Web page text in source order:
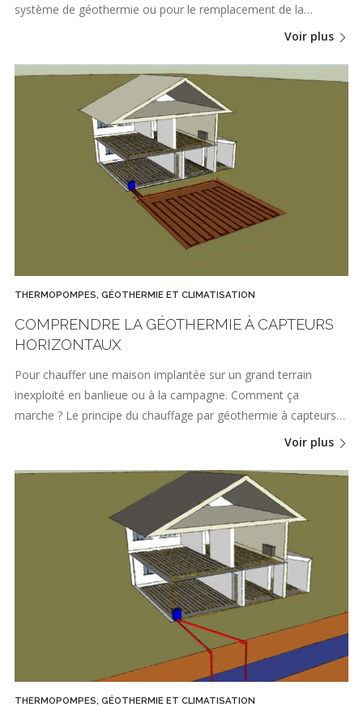
système de géothermie ou pour le remplacement de la…
Voir plus
THERMOPOMPES, GÉOTHERMIE ET CLIMATISATION
COMPRENDRE LA GÉOTHERMIE À CAPTEURS
HORIZONTAUX
Pour chauffer une maison implantée sur un grand terrain
inexploité en banlieue ou à la campagne. Comment ça
marche ? Le principe du chauffage par géothermie à capteurs…
Voir plus
THERMOPOMPES, GÉOTHERMIE ET CLIMATISATION